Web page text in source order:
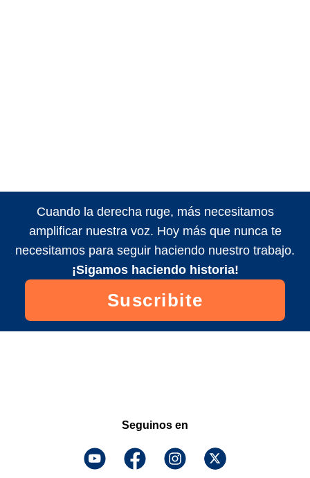
Cuando la derecha ruge, más necesitamos
amplificar nuestra voz. Hoy más que nunca te
necesitamos para seguir haciendo nuestro trabajo.
¡Sigamos haciendo historia!
Suscribite
Seguinos en